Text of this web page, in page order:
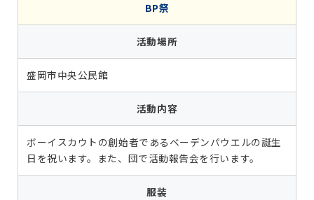
BP祭
活動場所
盛岡市中央公民館
活動内容
ボーイスカウトの創始者であるベーデンパウエルの誕生
日を祝います。また、団で活動報告会を行います。
服装